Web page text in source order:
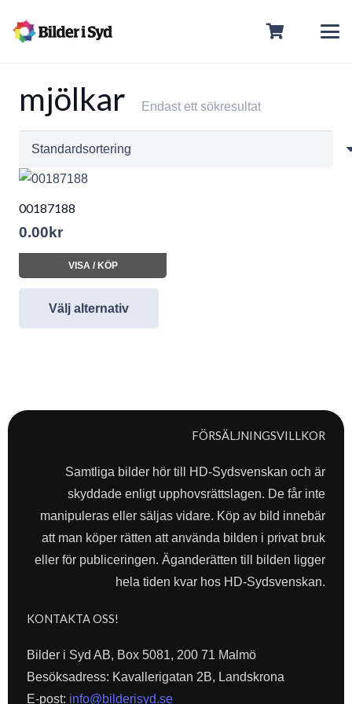
mjölkar Endast ett sökresultat
00187188
0.00 kr
VISA / KÖP
Välj alternativ
FÖRSÄLJNINGSVILLKOR
Samtliga bilder hör till HD-Sydsvenskan och är
skyddade enligt upphovsrättslagen. De får inte
manipuleras eller säljas vidare. Köp av bild innebär
att man köper rätten att använda bilden i privat bruk
eller för publiceringen. Äganderätten till bilden ligger
hela tiden kvar hos HD-Sydsvenskan.
KONTAKTA OSS!
Bilder i Syd AB, Box 5081, 200 71 Malmö
Besöksadress: Kavallerigatan 2B, Landskrona
E-post: info@bilderisyd.se